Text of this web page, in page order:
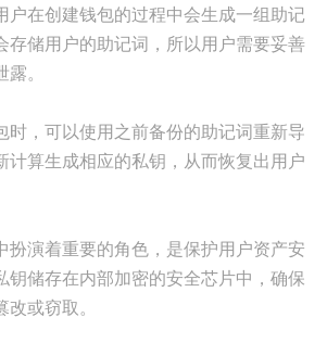
户在创建钱包的过程中会生成一组助记
存储用户的助记词，所以用户需要妥善
。
时，可以使用之前备份的助记词重新导
计算生成相应的私钥，从而恢复出用户
扮演着重要的角色，是保护用户资产安
钥储存在内部加密的安全芯片中，确保
或窃取。